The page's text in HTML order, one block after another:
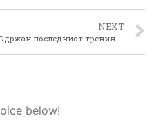
NEXT
Одржан последниот тренинг во Ресен во рамките на проектот “Воведување и спроведување на ЕУ ЛЕАДЕР пристапот во Пелагонискиот регион”
below!